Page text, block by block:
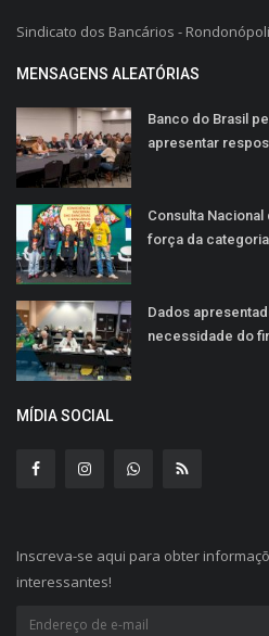
Sindicato dos Bancários -
MENSAGENS ALEATÓRIAS
Banco do Brasil
apresentar
Consulta
força da
Dados
necessidade do
MÍDIA SOCIAL
Inscreva-se aqui para obter
interessantes!